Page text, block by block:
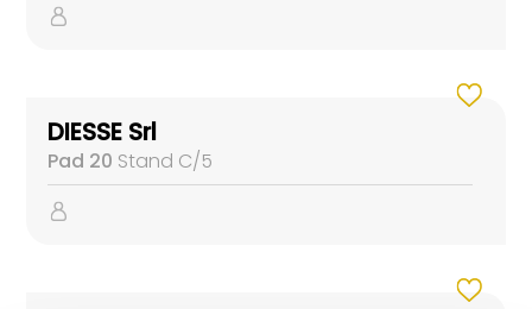
DIESSE Srl
Pad 20 Stand C/5